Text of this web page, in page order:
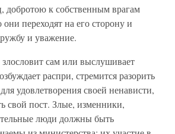
добротою к собственным врагам
они переходят на его сторону и
и уважение.
сам или выслушивает
распри, стремится разорить
удовлетворения своей ненависти,
свой пост. Злые, изменники,
люди должны быть